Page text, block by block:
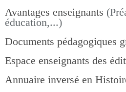
Avantages enseignants
éducation,...)
Documents pédagogiques
Espace enseignants des
Annuaire inversé en